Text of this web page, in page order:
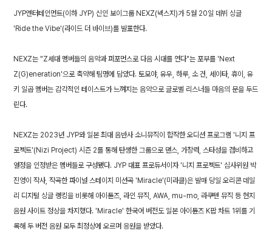
JYP엔터테인먼트(이하 JYP) 신인 보이그룹 NEXZ(넥스지)가 5월 20일 데뷔 싱글
'Ride the Vibe'(라이드 더 바이브)를 발표한다.
NEXZ는 "Z세대 멤버들의 음악과 퍼포먼스로 다음 시대를 연다"는 포부를 'Next
Z(G)eneration'으로 축약해 팀명에 담았다. 토모야, 유우, 하루, 소 건, 세이타, 휴이, 유
키 일곱 멤버는 감각적인 테이스트가 느껴지는 음악으로 글로벌 리스너들 마음의 문을 두드
린다.
NEXZ는 2023년 JYP와 일본 최대 음반사 소니뮤직이 합작한 오디션 프로그램 '니지 프
로젝트'(Nizi Project) 시즌 2를 통해 탄생한 그룹으로 댄스, 가창력, 스타성을 겸비하고
열정을 인정받은 멤버들로 구성됐다. JYP 대표 프로듀서이자 '니지 프로젝트' 심사위원 박
진영이 작사, 작곡한 파이널 스테이지 미션곡 'Miracle'(미라클)은 발매 당일 오리콘 데일
리 디지털 싱글 랭킹을 비롯해 아이튠즈, 라인 뮤직, AWA, mu-mo, 라쿠텐 뮤직 등 현지
음원 사이트 정상을 차지했다. 'Miracle' 한국어 버전도 일본 아이튠즈 K팝 차트 1위를 기
록해 두 버전 음원 모두 최정상에 오르며 응원을 받았다.